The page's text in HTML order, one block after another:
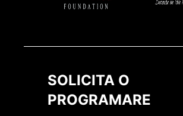
SOLICITA O
PROGRAMARE